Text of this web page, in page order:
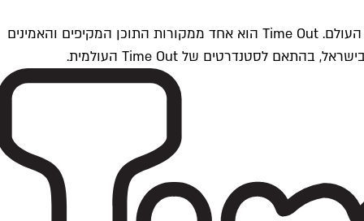
Time Outתל אביב הוא חלק מרשת Time Out Global — רשת מדיה בינלאומית הפועלת ב-360 ערים מרכזיות וב-60 מדינות ברחבי העולם. Time Out הוא אחד ממקורות התוכן המקיפים והאמינים